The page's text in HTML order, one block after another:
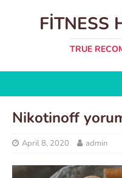
FITNESS
TRUE
Nikotinoff
April 8, 2020 admin